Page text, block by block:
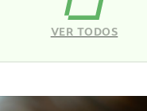
VER TODOS